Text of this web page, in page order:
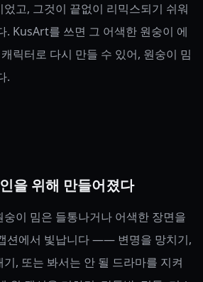
고, 그것이 끝없이 리믹스되기 쉬워
. KusArt를 쓰면 그 어색한 원숭이 에
릭터로 다시 만들 수 있어, 원숭이 밈
.
을 위해 만들어졌다
이 밈은 들통나거나 어색한 장면을
션에서 빛납니다 —— 변명을 망치기,
, 또는 봐서는 안 될 드라마를 지켜